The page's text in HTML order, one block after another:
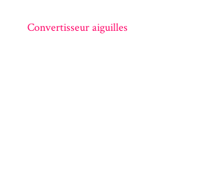
Convertisseur aiguilles